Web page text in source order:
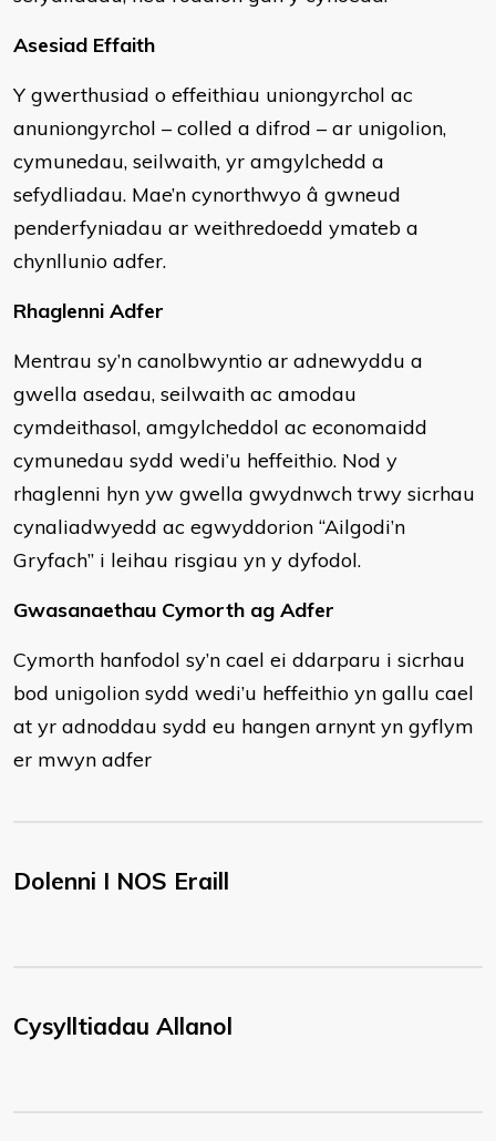
Asesiad Effaith
Y gwerthusiad o effeithiau uniongyrchol ac
anuniongyrchol – colled a difrod – ar unigolion,
cymunedau, seilwaith, yr amgylchedd a
sefydliadau. Mae’n cynorthwyo â gwneud
penderfyniadau ar weithredoedd ymateb a
chynllunio adfer.
Rhaglenni Adfer
Mentrau sy’n canolbwyntio ar adnewyddu a
gwella asedau, seilwaith ac amodau
cymdeithasol, amgylcheddol ac economaidd
cymunedau sydd wedi’u heffeithio. Nod y
rhaglenni hyn yw gwella gwydnwch trwy sicrhau
cynaliadwyedd ac egwyddorion “Ailgodi’n
Gryfach” i leihau risgiau yn y dyfodol.
Gwasanaethau Cymorth ag Adfer
Cymorth hanfodol sy’n cael ei ddarparu i sicrhau
bod unigolion sydd wedi’u heffeithio yn gallu cael
at yr adnoddau sydd eu hangen arnynt yn gyflym
er mwyn adfer
Dolenni I NOS Eraill
Cysylltiadau Allanol